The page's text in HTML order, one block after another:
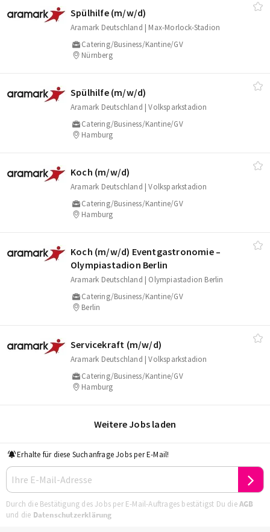
Spülhilfe (m/​w/​d)
Aramark Deutschland | Max-Morlock-Stadion
Catering/Business/Kantine/GV
Nürnberg
Spülhilfe (m/​w/​d)
Aramark Deutschland | Volksparkstadion
Catering/Business/Kantine/GV
Hamburg
Koch (m/​w/​d)
Aramark Deutschland | Volksparkstadion
Catering/Business/Kantine/GV
Hamburg
Koch (m/​w/​d) Eventgastronomie –
Olympiastadion Berlin
Aramark Deutschland | Olympiastadion Berlin
Catering/Business/Kantine/GV
Berlin
Servicekraft (m/​w/​d)
Aramark Deutschland | Volksparkstadion
Catering/Business/Kantine/GV
Hamburg
Weitere Jobs laden
Erhalte für diese Suchanfrage Jobs per E-Mail!
Durch die Bestätigung des Jobs per E-Mail-Auftrages bestätigst Du dieAGB
und die Datenschutzerklärung